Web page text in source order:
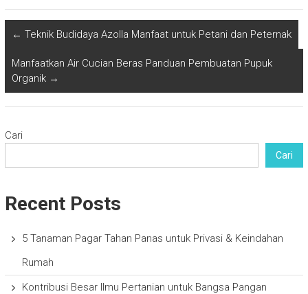
← Teknik Budidaya Azolla Manfaat untuk Petani dan Peternak
Manfaatkan Air Cucian Beras Panduan Pembuatan Pupuk
Organik →
Cari
Cari
Recent Posts
5 Tanaman Pagar Tahan Panas untuk Privasi & Keindahan
Rumah
Kontribusi Besar Ilmu Pertanian untuk Bangsa Pangan